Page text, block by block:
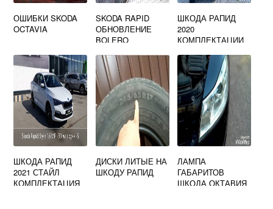
ОШИБКИ SKODA
OCTAVIA
SKODA RAPID
ОБНОВЛЕНИЕ
BOLERO
ШКОДА РАПИД
2020
КОМПЛЕКТАЦИИ
ШКОДА РАПИД
2021 СТАЙЛ
КОМПЛЕКТАЦИЯ
ДИСКИ ЛИТЫЕ НА
ШКОДУ РАПИД
ЛАМПА
ГАБАРИТОВ
ШКОДА ОКТАВИЯ